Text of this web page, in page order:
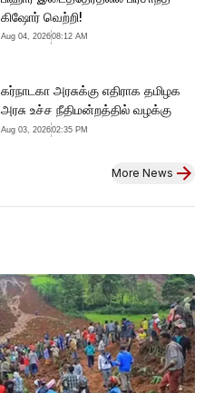
கிஷோர் வெற்றி!
Aug 04, 202608:12 AM
கர்நாடகா அரசுக்கு எதிராக தமிழக
அரசு உச்ச நீதிமன்றத்தில் வழக்கு
Aug 03, 202602:35 PM
More News